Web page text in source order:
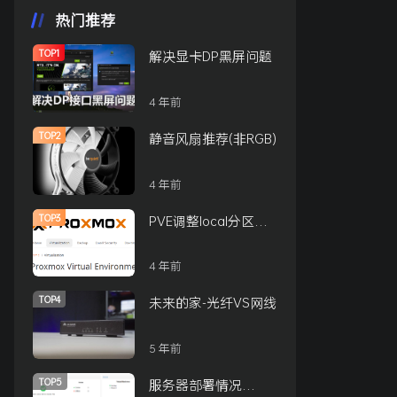
热门推荐
TOP1 解决显卡DP黑屏问题
4 年前
TOP2 静音风扇推荐(非RGB)
4 年前
TOP3
PVE调整local分区大
4 年前
TOP4 未来的家-光纤VS网线
5 年前
TOP5
服务器部署情况